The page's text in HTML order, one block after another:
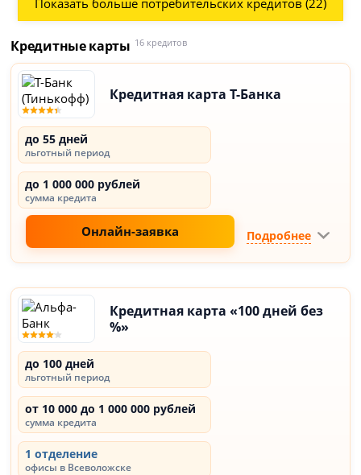
Показать больше потребительских кредитов (22)
Кредитные карты 16 кредитов
Кредитная карта Т-Банка
до 55 дней
льготный период
до 1 000 000 рублей
сумма кредита
Онлайн-заявка Подробнее
Кредитная карта «100 дней без
%»
до 100 дней
льготный период
от 10 000 до 1 000 000 рублей
сумма кредита
1 отделение
офисы в Всеволожске